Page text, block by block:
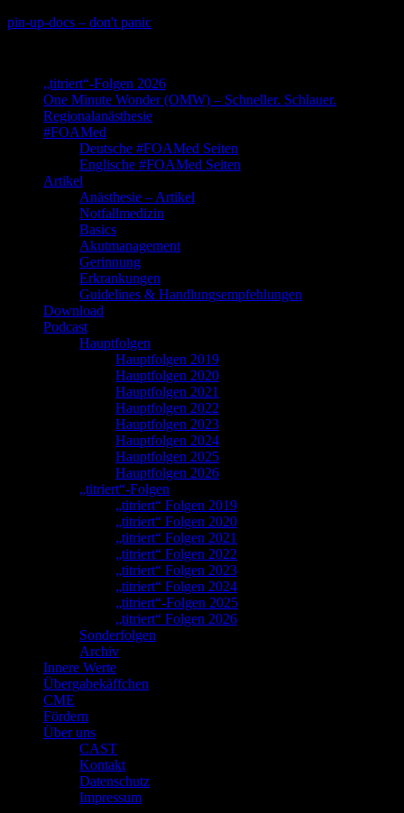
Skip
pin-up-docs – don't panic
„titriert“-Folgen 2026
One Minute Wonder (OMW) – Schneller. Schlauer.
Regionalanästhesie
#FOAMed
Deutsche #FOAMed Seiten
Englische #FOAMed Seiten
Artikel
Anästhesie – Artikel
Notfallmedizin
Basics
Akutmanagement
Gerinnung
Erkrankungen
Guidelines & Handlungsempfehlungen
Download
Podcast
Hauptfolgen
Hauptfolgen 2019
Hauptfolgen 2020
Hauptfolgen 2021
Hauptfolgen 2022
Hauptfolgen 2023
Hauptfolgen 2024
Hauptfolgen 2025
Hauptfolgen 2026
„titriert“-Folgen
„titriert“ Folgen 2019
„titriert“ Folgen 2020
„titriert“ Folgen 2021
„titriert“ Folgen 2022
„titriert“ Folgen 2023
„titriert“ Folgen 2024
„titriert“-Folgen 2025
„titriert“ Folgen 2026
Sonderfolgen
Archiv
Innere Werte
Übergabekäffchen
CME
Fördern
Über uns
CAST
Kontakt
Datenschutz
Impressum